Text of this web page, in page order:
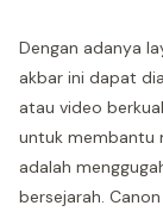
Dengan adanya
akbar ini dapat
atau video
untuk membantu
adalah
bersejarah.